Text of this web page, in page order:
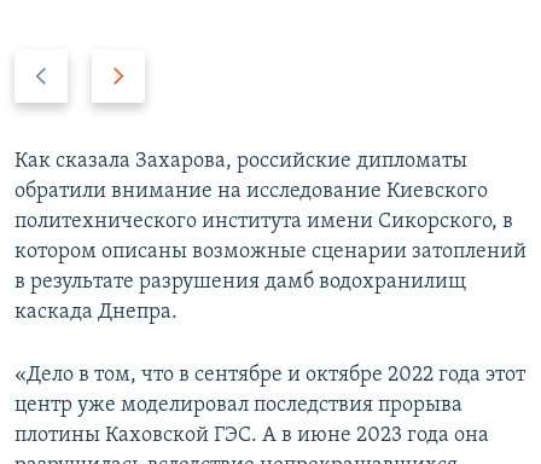
д
ы
д
у
щ
и
с
л
а
й
д
у
ю
щ
и
й
л
а
й
д
Как сказала Захарова, российские дипломаты
обратили внимание на исследование Киевского
политехнического института имени Сикорского, в
котором описаны возможные сценарии затоплений
в результате разрушения дамб водохранилищ
каскада Днепра.
«Дело в том, что в сентябре и октябре 2022 года этот
центр уже моделировал последствия прорыва
плотины Каховской ГЭС. А в июне 2023 года она